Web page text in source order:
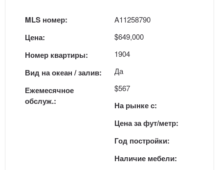
MLS номер:
Цена:
Номер квартиры:
Вид на океан / залив:
Ежемесячное
обслуж.:
A11258790
$649,000
1904
Да
$567
На рынке с:
Цена за фут/метр:
Год постройки:
Наличие мебели: